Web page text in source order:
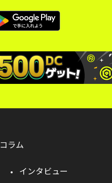
コラム
インタビュー